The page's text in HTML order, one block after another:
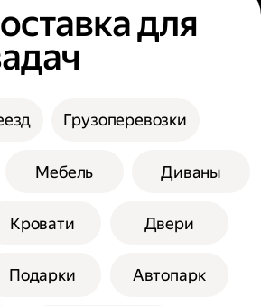
для
Грузоперевозки
Мебель Диваны
Кровати Двери
Подарки Автопарк